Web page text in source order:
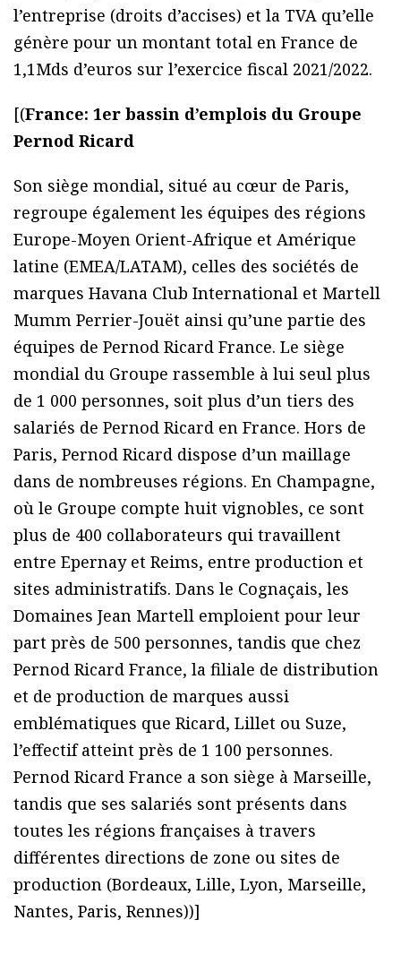
l’entreprise (droits d’accises) et la TVA qu’elle
génère pour un montant total en France de
1,1Mds d’euros sur l’exercice fiscal 2021/2022.
[(France: 1er bassin d’emplois du Groupe
Pernod Ricard
Son siège mondial, situé au cœur de Paris,
regroupe également les équipes des régions
Europe-Moyen Orient-Afrique et Amérique
latine (EMEA/LATAM), celles des sociétés de
marques Havana Club International et Martell
Mumm Perrier-Jouët ainsi qu’une partie des
équipes de Pernod Ricard France. Le siège
mondial du Groupe rassemble à lui seul plus
de 1 000 personnes, soit plus d’un tiers des
salariés de Pernod Ricard en France. Hors de
Paris, Pernod Ricard dispose d’un maillage
dans de nombreuses régions. En Champagne,
où le Groupe compte huit vignobles, ce sont
plus de 400 collaborateurs qui travaillent
entre Epernay et Reims, entre production et
sites administratifs. Dans le Cognaçais, les
Domaines Jean Martell emploient pour leur
part près de 500 personnes, tandis que chez
Pernod Ricard France, la filiale de distribution
et de production de marques aussi
emblématiques que Ricard, Lillet ou Suze,
l’effectif atteint près de 1 100 personnes.
Pernod Ricard France a son siège à Marseille,
tandis que ses salariés sont présents dans
toutes les régions françaises à travers
différentes directions de zone ou sites de
production (Bordeaux, Lille, Lyon, Marseille,
Nantes, Paris, Rennes))]